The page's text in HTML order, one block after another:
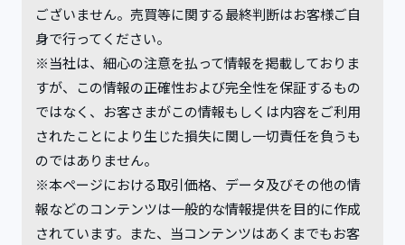
ございません。売買等に関する最終判断はお客様ご自
身で行ってください。
※当社は、細心の注意を払って情報を掲載しておりま
すが、この情報の正確性および完全性を保証するもの
ではなく、お客さまがこの情報もしくは内容をご利用
されたことにより生じた損失に関し一切責任を負うも
のではありません。
※本ページにおける取引価格、データ及びその他の情
報などのコンテンツは一般的な情報提供を目的に作成
されています。また、当コンテンツはあくまでもお客